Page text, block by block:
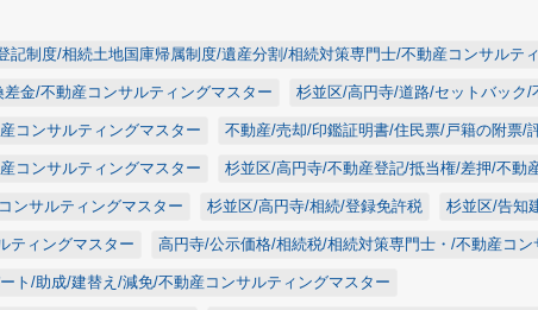
記制度/相続土地国庫帰属制度/遺産分割/相続対策専門士/不動産コンサルテ
金/不動産コンサルティングマスター 杉並区/高円寺/道路/セットバック
コンサルティングマスター 不動産/売却/印鑑証明書/住民票/戸籍の附票/
コンサルティングマスター 杉並区/高円寺/不動産登記/抵当権/差押/不動
ンサルティングマスター 杉並区/高円寺/相続/登録免許税 杉並区/告知
ティングマスター 高円寺/公示価格/相続税/相続対策専門士・/不動産コ
ト/助成/建替え/減免/不動産コンサルティングマスター